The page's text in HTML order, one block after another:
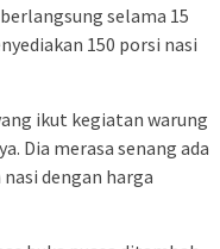
selama 15
150 porsi nasi
ikut kegiatan warung
Dia merasa senang ada
dengan harga